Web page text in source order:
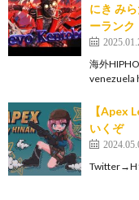
にき み
ーランク
海外
venezuela
【Apex
いくぞ